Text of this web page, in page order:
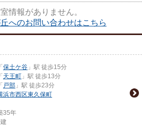
情報がありません。
へのお問い合わせはこちら
「 保土ケ谷 」駅 徒歩15分
「 天王町 」駅 徒歩13分
「 戸部 」駅 徒歩23分
浜市西区東久保町
35年